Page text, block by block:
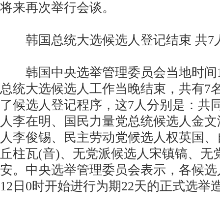
将来再次举行会谈。
韩国总统大选候选人登记结束 共7
韩国中央选举管理委员会当地时间
总统大选候选人工作当晚结束，共有7
了候选人登记程序，这7人分别是：共
人李在明、国民力量党总统候选人金
人李俊锡、民主劳动党候选人权英国
丘柱瓦(音)、无党派候选人宋镇镐、无
安。中央选举管理委员会表示，各候
12日0时开始进行为期22天的正式选举